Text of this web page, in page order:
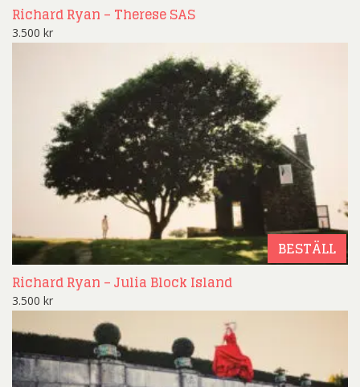
Richard Ryan – Therese SAS
3.500 kr
BESTÄLL
Richard Ryan – Julia Block Island
3.500 kr